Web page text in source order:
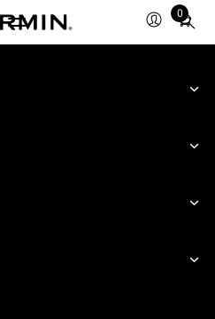
0
Total
items
cart: